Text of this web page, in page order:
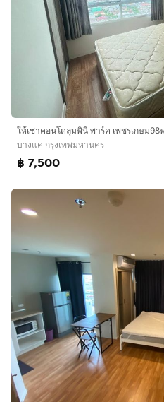
บางแค กรุงเทพมหานคร
฿ 7,500